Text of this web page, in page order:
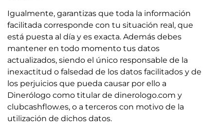
Igualmente, garantizas que toda la información
facilitada corresponde con tu situación real, que
está puesta al día y es exacta. Además debes
mantener en todo momento tus datos
actualizados, siendo el único responsable de la
inexactitud o falsedad de los datos facilitados y de
los perjuicios que pueda causar por ello a
Dinerólogo como titular de dinerologo.com y
clubcashflow.es, o a terceros con motivo de la
utilización de dichos datos.